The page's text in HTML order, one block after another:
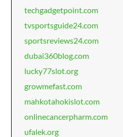
techgadgetpoint.com
tvsportsguide24.com
sportsreviews24.com
dubai360blog.com
lucky77slot.org
growmefast.com
mahkotahokislot.com
onlinecancerpharm.com
ufalek.org